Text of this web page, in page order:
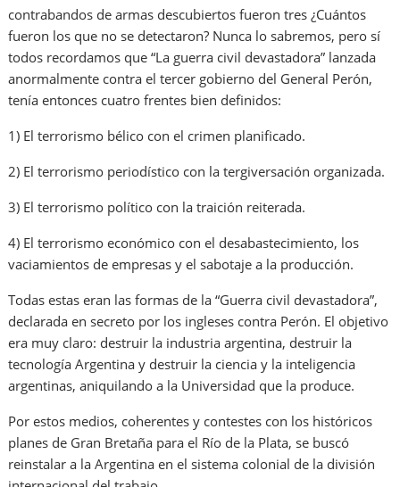
contrabandos de armas descubiertos fueron tres ¿Cuántos
fueron los que no se detectaron? Nunca lo sabremos, pero sí
todos recordamos que “La guerra civil devastadora” lanzada
anormalmente contra el tercer gobierno del General Perón,
tenía entonces cuatro frentes bien definidos:
1) El terrorismo bélico con el crimen planificado.
2) El terrorismo periodístico con la tergiversación organizada.
3) El terrorismo político con la traición reiterada.
4) El terrorismo económico con el desabastecimiento, los
vaciamientos de empresas y el sabotaje a la producción.
Todas estas eran las formas de la “Guerra civil devastadora”,
declarada en secreto por los ingleses contra Perón. El objetivo
era muy claro: destruir la industria argentina, destruir la
tecnología Argentina y destruir la ciencia y la inteligencia
argentinas, aniquilando a la Universidad que la produce.
Por estos medios, coherentes y contestes con los históricos
planes de Gran Bretaña para el Río de la Plata, se buscó
reinstalar a la Argentina en el sistema colonial de la división